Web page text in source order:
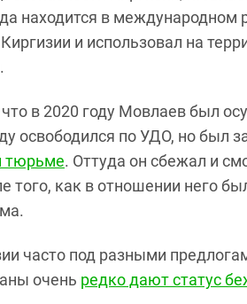
находится в международном
и использовал на
в 2020 году Мовлаев был
освободился по УДО, но был
тюрьме. Оттуда он сбежал и
того, как в отношении него
часто под разными
очень редко дают статус